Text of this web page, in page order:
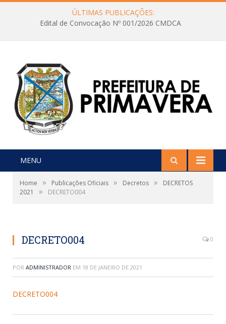
ÚLTIMAS PUBLICAÇÕES:
Edital de Convocação Nº 001/2026 CMDCA
MENU
Home » Publicações Oficiais » Decretos »
DECRETOS
2021
» DECRETO004
DECRETO004 0
POR ADMINISTRADOR EM 18 DE JANEIRO DE 2021
DECRETO004